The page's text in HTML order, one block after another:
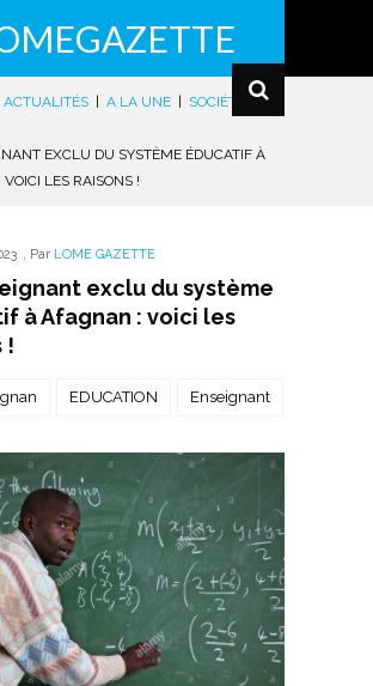
ACTUALITÉS A LA UNE SOCIÉTÉ
|
EXCLU DU SYSTÈME ÉDUCATIF À
LES RAISONS !
, Par LOME GAZETTE
exclu du système
à Afagnan : voici les
!
EDUCATION Enseignant